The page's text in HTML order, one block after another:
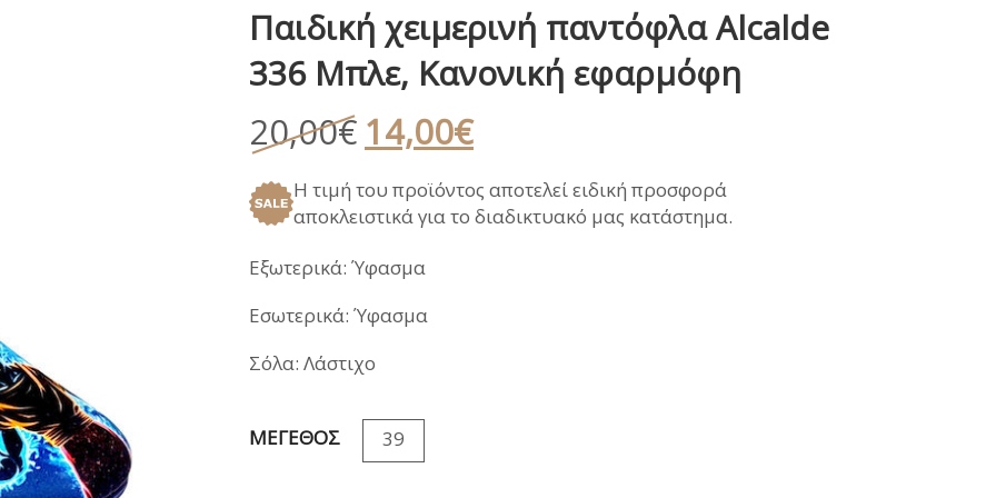
ΑΝΑΤΟΜΙΚΑ ΚΑΛΟΚΑΙΡΙ
ΠΑΝΤΟΦΛΕΣ ΧΕΙΜΩΝΑΣ
ΓΑΛΟΤΣΕΣ / APRE
Παιδική χειμερινή παντόφλα Alcalde
336 Μπλε, Κανονική εφαρμόφη
20,00€ Original
price
was:
20,00€.
14,00€Η
τρέχουσα
τιμή
είναι:
Η τιμή του προϊόντος αποτελεί ειδική προσφορά
αποκλειστικά για το διαδικτυακό μας κατάστημα.
Εξωτερικά: Ύφασμα
Εσωτερικά: Ύφασμα
Σόλα: Λάστιχο
ΜΕΓΕΘΟΣ 39